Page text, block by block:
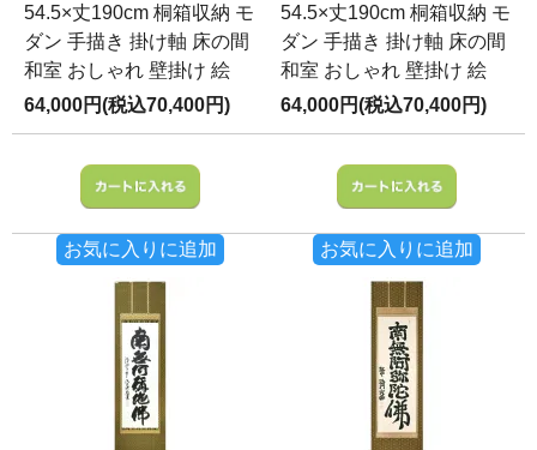
54.5×丈190cm 桐箱収納 モ
ダン 手描き 掛け軸 床の間
和室 おしゃれ 壁掛け 絵
64,000円(税込70,400円)
お気に入りに追加
54.5×丈190cm 桐箱収納 モ
ダン 手描き 掛け軸 床の間
和室 おしゃれ 壁掛け 絵
64,000円(税込70,400円)
お気に入りに追加